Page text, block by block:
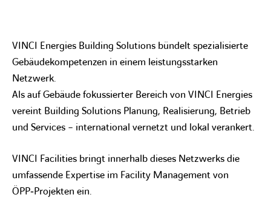
VINCI Energies Building Solutions bündelt spezialisierte
Gebäudekompetenzen in einem leistungsstarken
Netzwerk.
Als auf Gebäude fokussierter Bereich von VINCI Energies
vereint Building Solutions Planung, Realisierung, Betrieb
und Services – international vernetzt und lokal verankert.
VINCI Facilities bringt innerhalb dieses Netzwerks die
umfassende Expertise im Facility Management von
ÖPP‑Projekten ein.